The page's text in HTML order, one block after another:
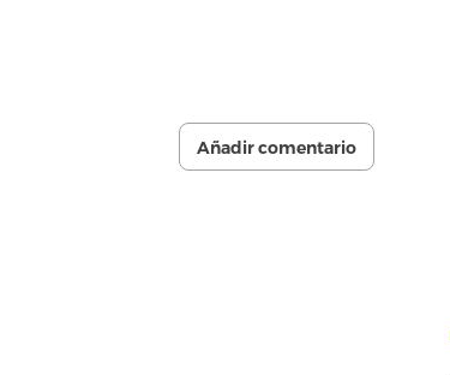
Añadir comentario